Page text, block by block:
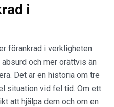
i
förankrad i verkligheten
och mer orättvis än
Det är en historia om tre
situation vid fel tid. Om ett
att hjälpa dem och om en